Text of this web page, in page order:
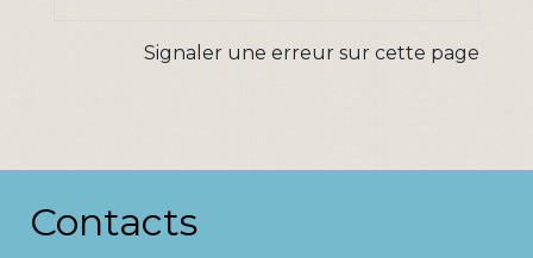
Signaler une erreur sur cette page
Contacts